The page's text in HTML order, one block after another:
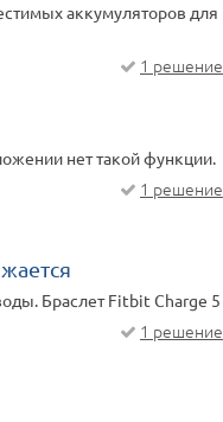
аккумуляторов для
1 решение
нет такой функции.
1 решение
Браслет Fitbit Charge 5
1 решение